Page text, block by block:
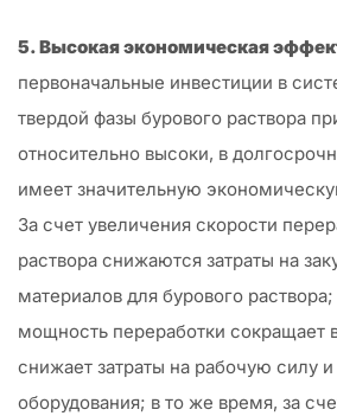
5. Высокая экономическая
первоначальные инвестиции в
твердой фазы бурового раствора
относительно высоки, в
имеет значительную
За счет увеличения скорости
раствора снижаются затраты на
материалов для бурового
мощность переработки сокращает
снижает затраты на рабочую силу
оборудования; в то же время, за